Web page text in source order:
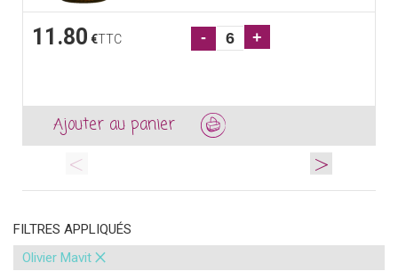
<
11.80 €TTC - +
Ajouter au panier
>
FILTRES APPLIQUÉS
Olivier Mavit ×